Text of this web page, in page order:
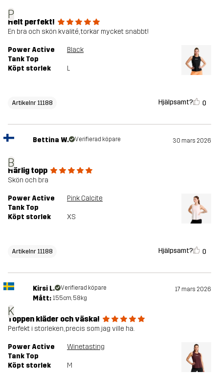
P
Helt perfekt!
En bra och skön kvalité, torkar mycket snabbt!
Power Active
Tank Top
Black
Köpt storlek L
Artikelnr 11188 Hjälpsamt? 0
B
Bettina W. Verifierad köpare 30 mars 2026
Härlig topp
Skön och bra
Power Active
Tank Top
Pink Calcite
Köpt storlek XS
Artikelnr 11188 Hjälpsamt? 0
K
Kirsi L. Verifierad köpare 17 mars 2026
Mått: 155cm, 58kg
Toppen kläder och väska!
Perfekt i storleken, precis som jag ville ha.
Power Active
Tank Top
Winetasting
Köpt storlek M